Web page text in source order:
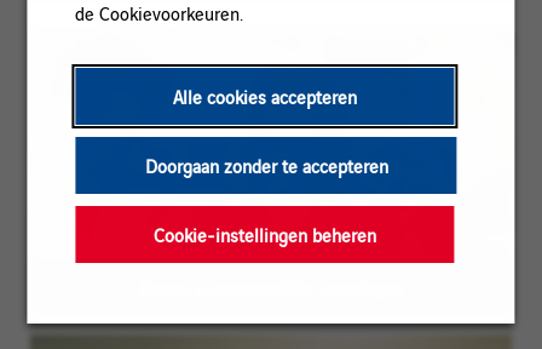
de Cookievoorkeuren.
Alle cookies accepteren
Doorgaan zonder te accepteren
Cookie-instellingen beheren